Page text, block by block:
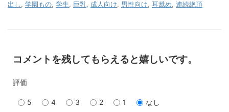
出し 学園もの 学生 巨乳 成人向け 男性向け 耳舐め 連続絶頂
コメントを残してもらえると嬉しいです。
評価
5 4 3 2 1 なし